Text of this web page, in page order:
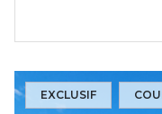
EXCLUSIF